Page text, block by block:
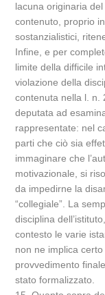
lacuna originaria
contenuto, proprio
sostanzialistici,
Infine, e per
limite della difficile
violazione della
contenuta nella l. n.
deputata ad
rappresentate: nel
parti che ciò sia
immaginare che
motivazionale, si
da impedirne la
“collegiale”. La
disciplina
contesto le varie
non ne implica certo
provvedimento
stato formalizzato.